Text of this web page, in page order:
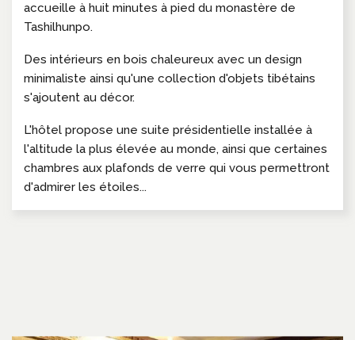
accueille à huit minutes à pied du monastère de
Tashilhunpo.
Des intérieurs en bois chaleureux avec un design
minimaliste ainsi qu'une collection d'objets tibétains
s'ajoutent au décor.
L'hôtel propose une suite présidentielle installée à
l'altitude la plus élevée au monde, ainsi que certaines
chambres aux plafonds de verre qui vous permettront
d'admirer les étoiles...